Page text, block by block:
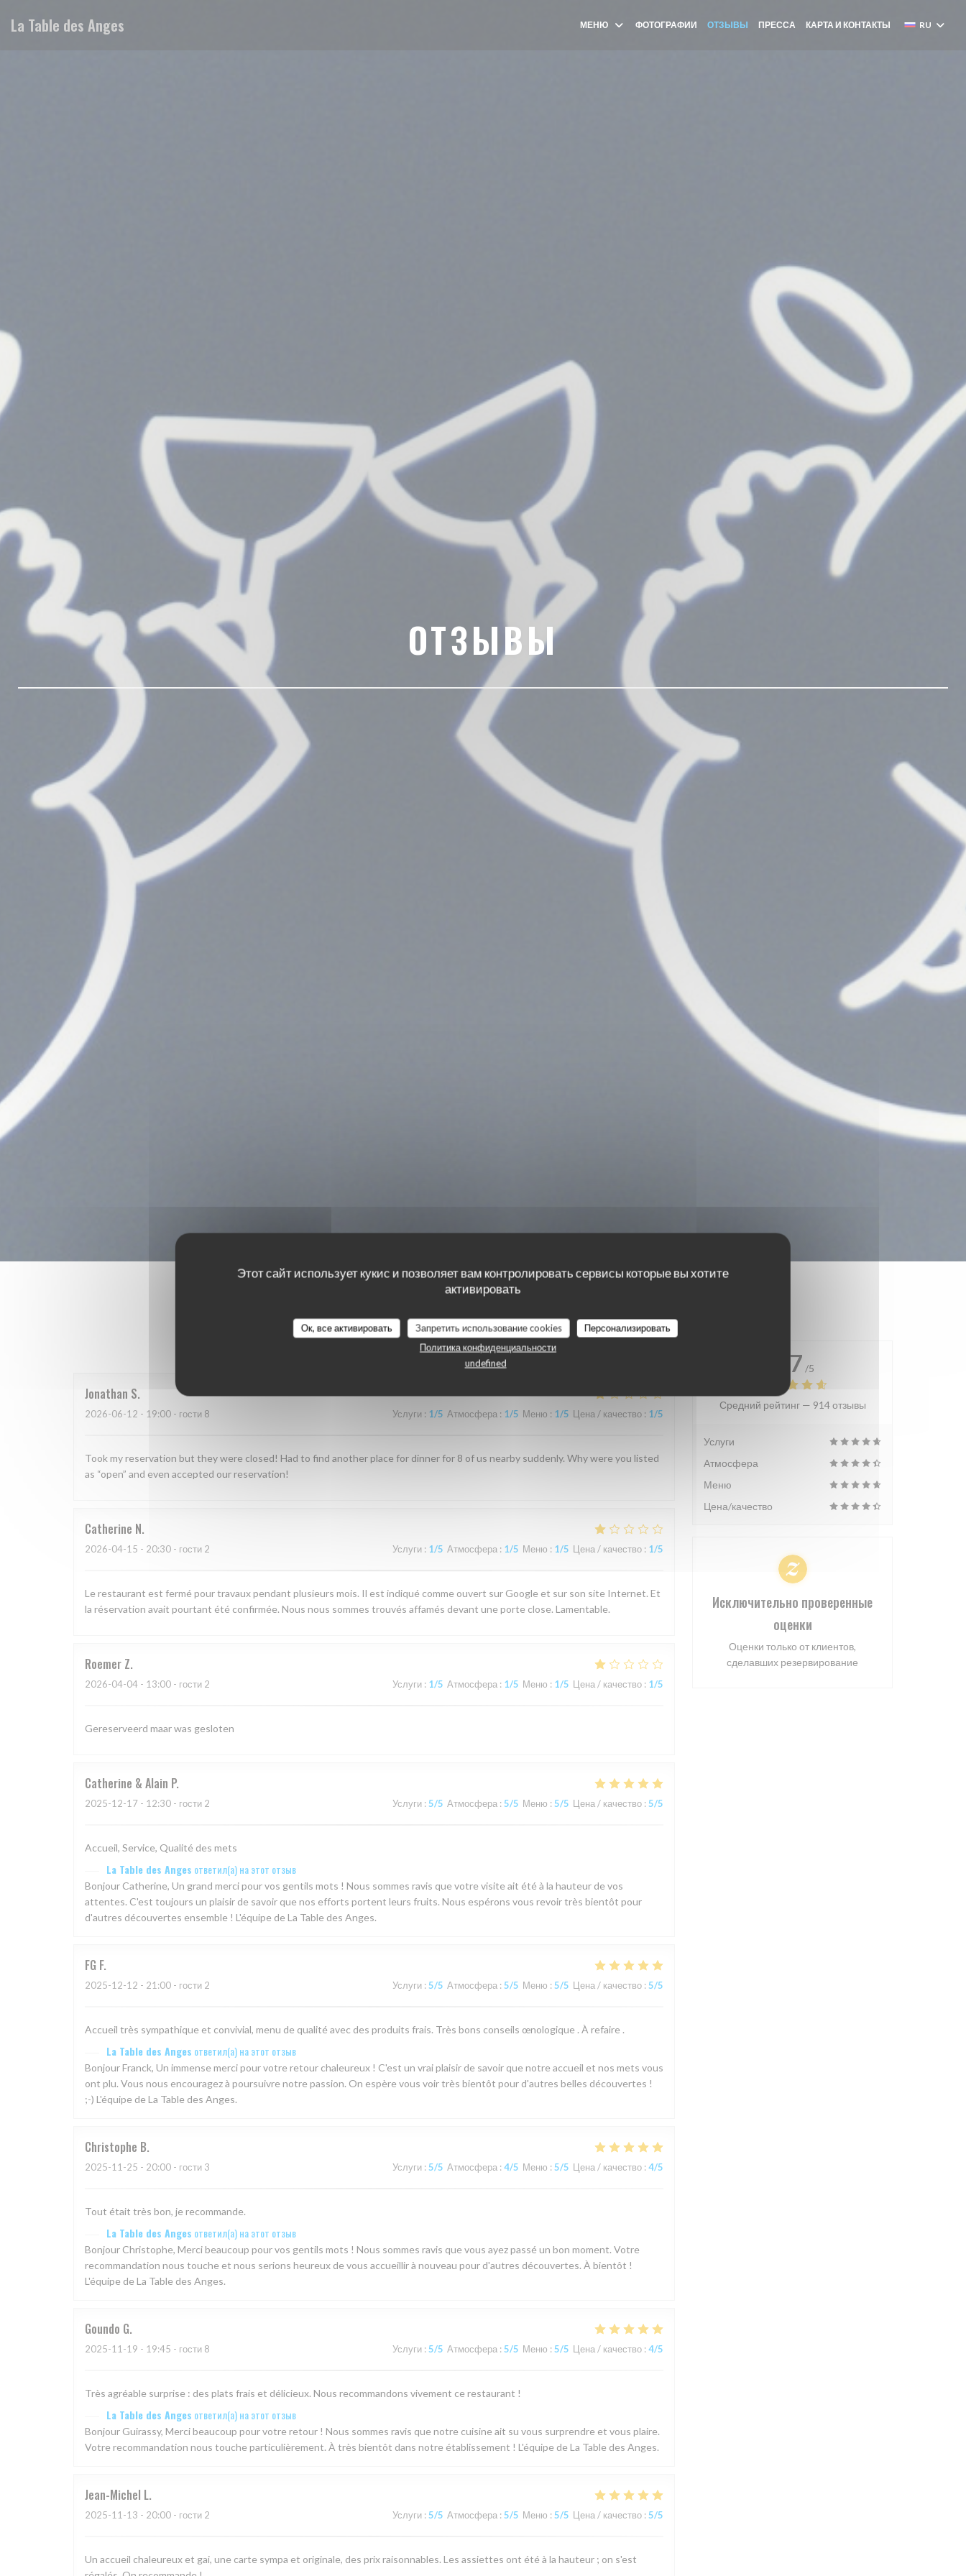
Этот сайт использует кукис и позволяет вам контролировать сервисы которые вы хотите
активировать
Ок, все активировать Запретить использование cookies
Персонализировать
Политика конфиденциальности
undefined
La Table des Anges МЕНЮ ФОТОГРАФИИ ОТЗЫВЫ ПРЕССА КАРТА И КОНТАКТЫ RU
ОТЗЫВЫ
Оценки наших посетителей
Jonathan S
2026-06-12 - 19:00 - гости 8 Услуги : 1/5 Атмосфера : 1/5 Меню : 1/5 Цена / качество : 1/5
Took my reservation but they were closed! Had to find another place for dinner for 8 of us nearby suddenly. Why were you listed
as “open” and even accepted our reservation!
Catherine N
2026-04-15 - 20:30 - гости 2 Услуги : 1/5 Атмосфера : 1/5 Меню : 1/5 Цена / качество : 1/5
Le restaurant est fermé pour travaux pendant plusieurs mois. Il est indiqué comme ouvert sur Google et sur son site Internet. Et
la réservation avait pourtant été confirmée. Nous nous sommes trouvés affamés devant une porte close. Lamentable.
Roemer Z
2026-04-04 - 13:00 - гости 2 Услуги : 1/5 Атмосфера : 1/5 Меню : 1/5 Цена / качество : 1/5
Gereserveerd maar was gesloten
Catherine & Alain P
2025-12-17 - 12:30 - гости 2 Услуги : 5/5 Атмосфера : 5/5 Меню : 5/5 Цена / качество : 5/5
Accueil, Service, Qualité des mets
La Table des Anges ответил(а) на этот отзыв
Bonjour Catherine, Un grand merci pour vos gentils mots ! Nous sommes ravis que votre visite ait été à la hauteur de vos
attentes. C'est toujours un plaisir de savoir que nos efforts portent leurs fruits. Nous espérons vous revoir très bientôt pour
d'autres découvertes ensemble ! L'équipe de La Table des Anges.
FG F
2025-12-12 - 21:00 - гости 2 Услуги : 5/5 Атмосфера : 5/5 Меню : 5/5 Цена / качество : 5/5
Accueil très sympathique et convivial, menu de qualité avec des produits frais. Très bons conseils œnologique . À refaire .
La Table des Anges ответил(а) на этот отзыв
Bonjour Franck, Un immense merci pour votre retour chaleureux ! C'est un vrai plaisir de savoir que notre accueil et nos mets vous
ont plu. Vous nous encouragez à poursuivre notre passion. On espère vous voir très bientôt pour d'autres belles découvertes !
;-) L'équipe de La Table des Anges.
Christophe B
2025-11-25 - 20:00 - гости 3 Услуги : 5/5 Атмосфера : 4/5 Меню : 5/5 Цена / качество : 4/5
Tout était très bon, je recommande.
La Table des Anges ответил(а) на этот отзыв
Bonjour Christophe, Merci beaucoup pour vos gentils mots ! Nous sommes ravis que vous ayez passé un bon moment. Votre
recommandation nous touche et nous serions heureux de vous accueillir à nouveau pour d'autres découvertes. À bientôt !
L'équipe de La Table des Anges.
Goundo G
2025-11-19 - 19:45 - гости 8 Услуги : 5/5 Атмосфера : 5/5 Меню : 5/5 Цена / качество : 4/5
Très agréable surprise : des plats frais et délicieux. Nous recommandons vivement ce restaurant !
La Table des Anges ответил(а) на этот отзыв
Bonjour Guirassy, Merci beaucoup pour votre retour ! Nous sommes ravis que notre cuisine ait su vous surprendre et vous plaire.
Votre recommandation nous touche particulièrement. À très bientôt dans notre établissement ! L'équipe de La Table des Anges.
Jean-Michel L
2025-11-13 - 20:00 - гости 2 Услуги : 5/5 Атмосфера : 5/5 Меню : 5/5 Цена / качество : 5/5
Un accueil chaleureux et gai, une carte sympa et originale, des prix raisonnables. Les assiettes ont été à la hauteur ; on s'est
4.7 /5
Средний рейтинг — 914 отзывы
Услуги
Атмосфера
Меню
Цена/качество
Исключительно проверенные
оценки
Оценки только от клиентов,
сделавших резервирование